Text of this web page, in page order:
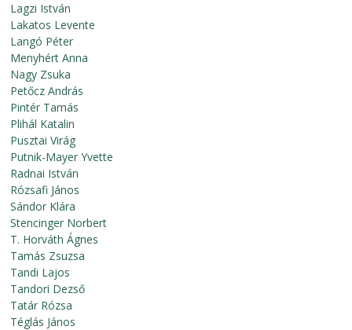
Lagzi István
Lakatos Levente
Langó Péter
Menyhért Anna
Nagy Zsuka
Petőcz András
Pintér Tamás
Plihál Katalin
Pusztai Virág
Putnik-Mayer Yvette
Radnai István
Rózsafi János
Sándor Klára
Stencinger Norbert
T. Horváth Ágnes
Tamás Zsuzsa
Tandi Lajos
Tandori Dezső
Tatár Rózsa
Téglás János